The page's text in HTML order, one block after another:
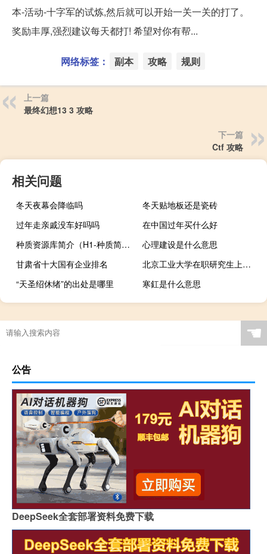
本-活动-十字军的试炼,然后就可以开始一关一关的打了。
奖励丰厚,强烈建议每天都打! 希望对你有帮...
网络标签： 副本 攻略 规则
上一篇
最终幻想13 3 攻略
下一篇
Ctf 攻略
相关问题
冬天夜幕会降临吗
冬天贴地板还是瓷砖
过年走亲戚没车好吗吗
在中国过年买什么好
种质资源库简介（H1-种质简介）
心理建设是什么意思
甘肃省十大国有企业排名
北京工业大学在职研究生上课方式是网络授课吗
“天圣绍休绪”的出处是哪里
寒釭是什么意思
☚
公告
DeepSeek全套部署资料免费下载